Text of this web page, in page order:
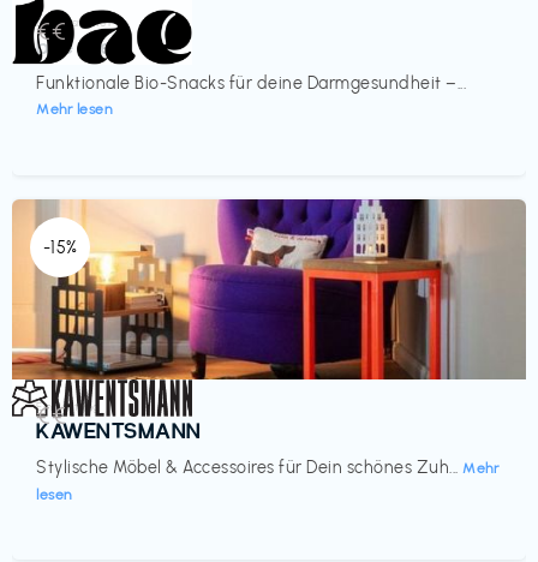
Lebensmittel
bae Treat
Funktionale Bio-Snacks für deine Darmgesundheit –...
Mehr lesen
€€‎
-15%
Einrichtung
KAWENTSMANN
Stylische Möbel & Accessoires für Dein schönes Zuh... Mehr
lesen
€€‎